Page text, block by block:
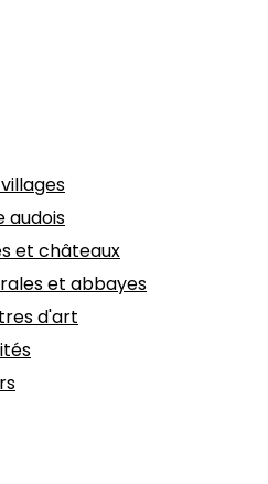
audois
et châteaux
et abbayes
d'art